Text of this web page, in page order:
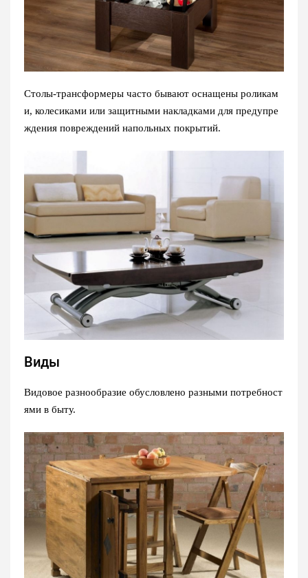
Столы-трансформеры часто бывают оснащены роликам
и, колесиками или защитными накладками для предупре
ждения повреждений напольных покрытий.
Виды
Видовое разнообразие обусловлено разными потребност
ями в быту.